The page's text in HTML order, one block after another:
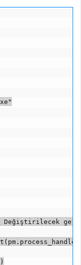
Değiştirilecek